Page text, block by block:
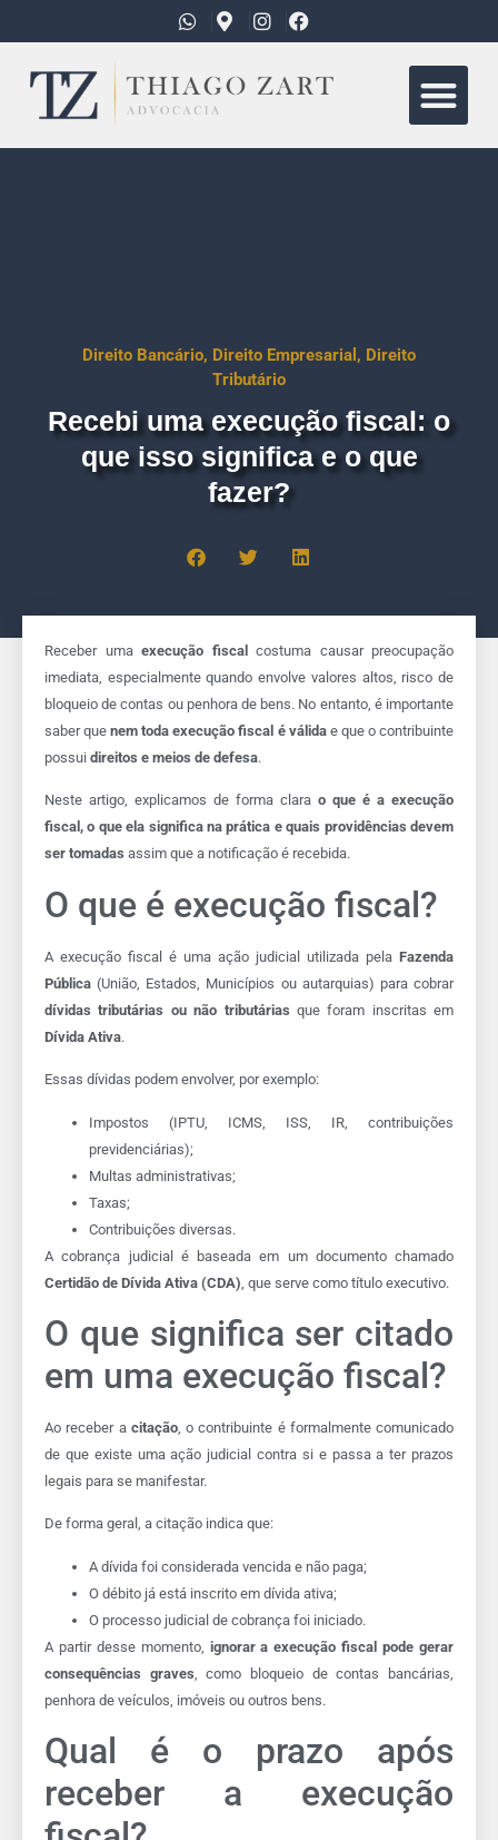
Direito Bancário, Direito Empresarial , Direito
Tributário
Recebi uma execução fiscal: o
que isso significa e o que
fazer?
Receber uma execução fiscal
costuma causar preocupação
imediata, especialmente quando envolve valores altos, risco de
bloqueio de contas ou penhora de bens. No entanto, é importante
saber quenem toda execução fiscal é válidae que o contribuinte
possui direitos e meios de defesa.
Neste artigo, explicamos de forma clara o que é a execução
fiscal, o que ela significa na prática e quais providências devem
ser tomadas assim que a notificação é recebida.
O que é execução fiscal?
A execução fiscal é uma ação judicial utilizada pela Fazenda
Pública (União, Estados, Municípios ou autarquias) para cobrar
dívidas tributárias ou não tributárias que foram inscritas em
Dívida Ativa.
Essas dívidas podem envolver, por exemplo:
Impostos (IPTU, ICMS, ISS, IR, contribuições
previdenciárias);
Multas administrativas;
Taxas;
Contribuições diversas.
A cobrança judicial é baseada em um documento chamado
Certidão de Dívida Ativa (CDA) , que serve como título executivo.
O que significa ser citado
em uma execução fiscal?
Ao receber a citação, o contribuinte é formalmente comunicado
de que existe uma ação judicial contra si e passa a ter prazos
legais para se manifestar.
De forma geral, a citação indica que:
A dívida foi considerada vencida e não paga;
O débito já está inscrito em dívida ativa;
O processo judicial de cobrança foi iniciado.
A partir desse momento, ignorar a execução fiscal pode gerar
consequências graves , como bloqueio de contas bancárias,
penhora de veículos, imóveis ou outros bens.
Qual é o prazo após
receber a execução